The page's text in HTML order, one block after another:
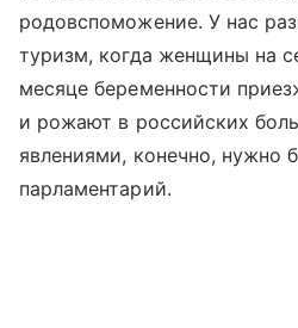
родовспоможение. У нас
туризм, когда женщины на
месяце беременности
и рожают в российских
явлениями, конечно, нужно
парламентарий.